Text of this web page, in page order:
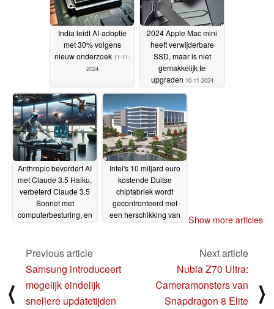
India leidt AI-adoptie
met 30% volgens
nieuw onderzoek 11-11-
2024
2024 Apple Mac mini
heeft verwijderbare
SSD, maar is niet
gemakkelijk te
upgraden 10-11-2024
Anthropic bevordert AI
met Claude 3.5 Haiku,
verbeterd Claude 3.5
Sonnet met
computerbesturing, en
defensieoperaties van
overheid10-11-2024
Intel's 10 miljard euro
kostende Duitse
chipfabriek wordt
geconfronteerd met
een herschikking van
Show more articles
⟨
Previous article
Samsung introduceert
mogelijk eindelijk
snellere updatetijden
Next article
Nubia Z70 Ultra:
Cameramonsters van
Snapdragon 8 Elite
⟩